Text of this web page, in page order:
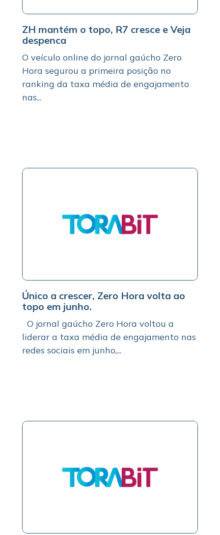
ZH mantém o topo, R7 cresce e Veja
despenca
O veículo online do jornal gaúcho Zero
Hora segurou a primeira posição no
ranking da taxa média de engajamento
nas...
Único a crescer, Zero Hora volta ao
topo em junho.
O jornal gaúcho Zero Hora voltou a
liderar a taxa média de engajamento nas
redes sociais em junho,...